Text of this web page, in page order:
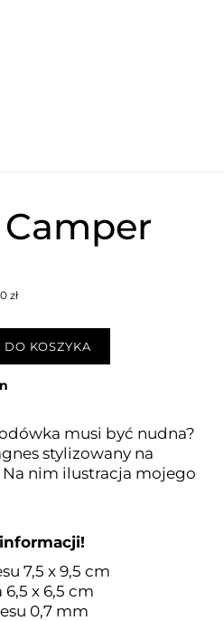
zł
KOSZYKA
musi być nudna?
stylizowany na
nim ilustracja mojego
7,5 x 9,5 cm
x 6,5 cm
0,7 mm